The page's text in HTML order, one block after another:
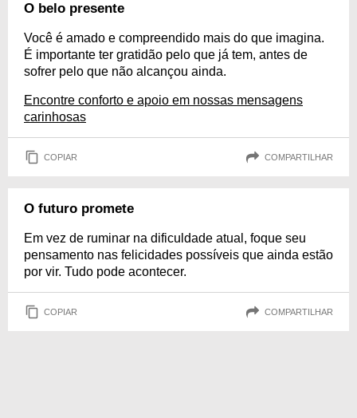
O belo presente
Você é amado e compreendido mais do que imagina.
É importante ter gratidão pelo que já tem, antes de
sofrer pelo que não alcançou ainda.
Encontre conforto e apoio em nossas mensagens
carinhosas
COPIAR COMPARTILHAR
O futuro promete
Em vez de ruminar na dificuldade atual, foque seu
pensamento nas felicidades possíveis que ainda estão
por vir. Tudo pode acontecer.
COPIAR COMPARTILHAR